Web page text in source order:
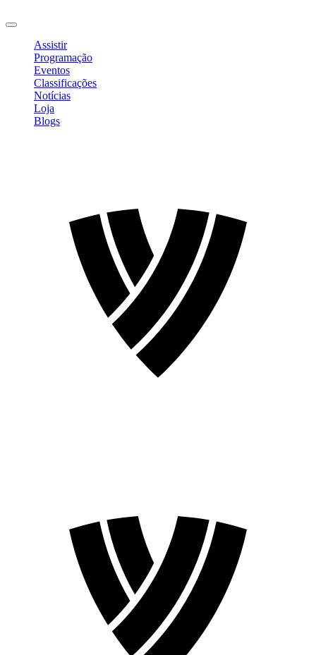
Assistir
Programação
Eventos
Classificações
Notícias
Loja
Blogs